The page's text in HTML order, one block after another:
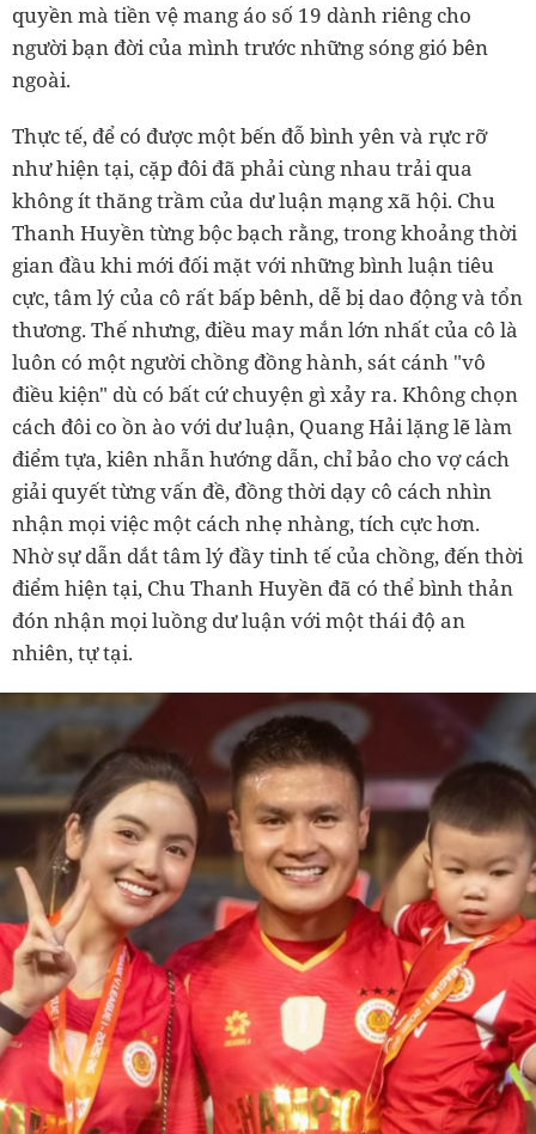
quyền mà tiền vệ mang áo số 19 dành riêng cho
người bạn đời của mình trước những sóng gió bên
ngoài.
Thực tế, để có được một bến đỗ bình yên và rực rỡ
như hiện tại, cặp đôi đã phải cùng nhau trải qua
không ít thăng trầm của dư luận mạng xã hội. Chu
Thanh Huyền từng bộc bạch rằng, trong khoảng thời
gian đầu khi mới đối mặt với những bình luận tiêu
cực, tâm lý của cô rất bấp bênh, dễ bị dao động và tổn
thương. Thế nhưng, điều may mắn lớn nhất của cô là
luôn có một người chồng đồng hành, sát cánh "vô
điều kiện" dù có bất cứ chuyện gì xảy ra. Không chọn
cách đôi co ồn ào với dư luận, Quang Hải lặng lẽ làm
điểm tựa, kiên nhẫn hướng dẫn, chỉ bảo cho vợ cách
giải quyết từng vấn đề, đồng thời dạy cô cách nhìn
nhận mọi việc một cách nhẹ nhàng, tích cực hơn.
Nhờ sự dẫn dắt tâm lý đầy tinh tế của chồng, đến thời
điểm hiện tại, Chu Thanh Huyền đã có thể bình thản
đón nhận mọi luồng dư luận với một thái độ an
nhiên, tự tại.